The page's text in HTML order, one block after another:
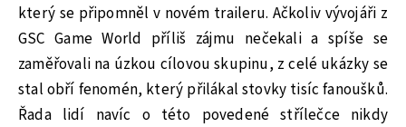
který se připomněl v novém traileru. Ačkoliv vývojáři z
GSC Game World příliš zájmu nečekali a spíše se
zaměřovali na úzkou cílovou skupinu, z celé ukázky se
stal obří fenomén, který přilákal stovky tisíc fanoušků.
Řada lidí navíc o této povedené střílečce nikdy